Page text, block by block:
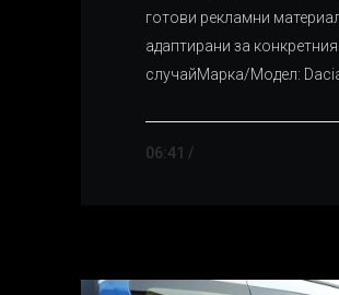
готови рекламни
адаптирани за конкретния
случайМарка/Модел: Dacia
06:41 /